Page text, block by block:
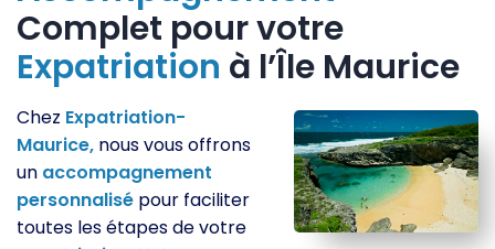
Complet pour votre
Expatriation à l’Île Maurice
Chez Expatriation-
Maurice, nous vous offrons
un accompagnement
personnalisé pour faciliter
toutes les étapes de votre